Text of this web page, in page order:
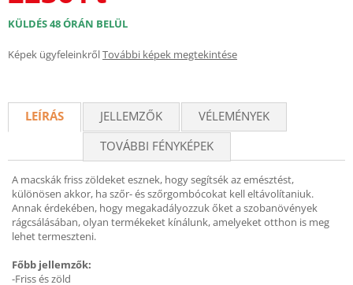
KÜLDÉS 48 ÓRÁN BELÜL
Képek ügyfeleinkrőlTovábbi képek megtekintése
LEÍRÁS JELLEMZŐK
VÉLEMÉNYEK
TOVÁBBI FÉNYKÉPEK
A macskák friss zöldeket esznek, hogy segítsék az emésztést,
különösen akkor, ha szőr- és szőrgombócokat kell eltávolítaniuk.
Annak érdekében, hogy megakadályozzuk őket a szobanövények
rágcsálásában, olyan termékeket kínálunk, amelyeket otthon is meg
lehet termeszteni.
Főbb jellemzők:
-Friss és zöld